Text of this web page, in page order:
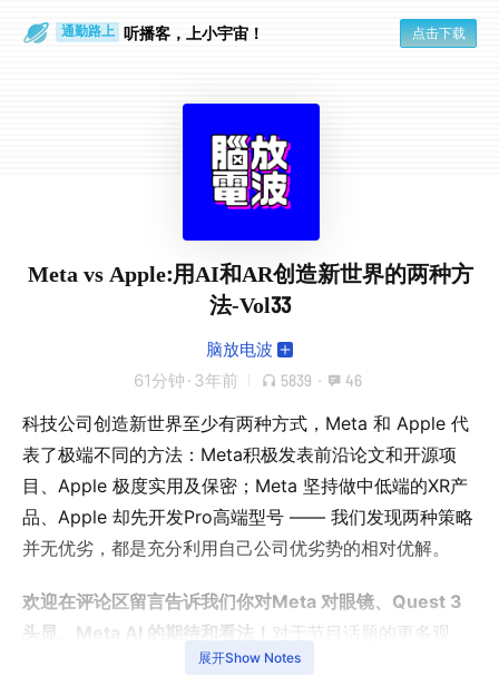
通勤路上 听播客，上小宇宙！ 点击下载
Meta vs Apple:用AI和AR创造新世界的两种方
法-Vol33
脑放电波
61分钟 · 3年前 5839 · 46
科技公司创造新世界至少有两种方式，Meta 和 Apple 代
表了极端不同的方法：Meta积极发表前沿论文和开源项
目、Apple 极度实用及保密；Meta 坚持做中低端的XR产
品、Apple 却先开发Pro高端型号 —— 我们发现两种策略
并无优劣，都是充分利用自己公司优劣势的相对优解。
欢迎在评论区留言告诉我们你对Meta 对眼镜、Quest 3
头显、Meta AI 的期待和看法！ 对于节目话题的更多观
点，获取更多未呈现在节目中的扩展阅读，
展开Show Notes